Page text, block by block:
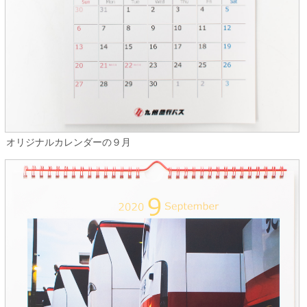
オリジナルカレンダーの９月